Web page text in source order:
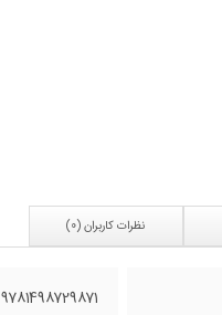
نظرات کاربران (0)
9781498729871